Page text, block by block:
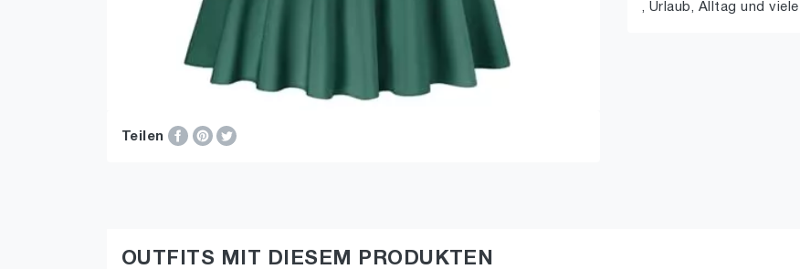
Teilen
, Urlaub, Alltag und
OUTFITS MIT DIESEM PRODUKTEN